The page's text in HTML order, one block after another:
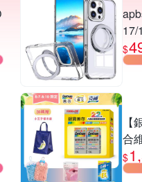
17/
$
合
$